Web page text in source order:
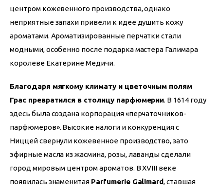
центром кожевенного производства, однако
неприятные запахи привели к идее душить кожу
ароматами. Ароматизированные перчатки стали
модными, особенно после подарка мастера Галимара
королеве Екатерине Медичи.
Благодаря мягкому климату и цветочным полям
Грас превратился в столицу парфюмерии. В 1614 году
здесь была создана корпорация «перчаточников-
парфюмеров». Высокие налоги и конкуренция с
Ниццей свернули кожевенное производство, зато
эфирные масла из жасмина, розы, лаванды сделали
город мировым центром ароматов. В XVIII веке
появилась знаменитая Parfumerie Galimard, ставшая